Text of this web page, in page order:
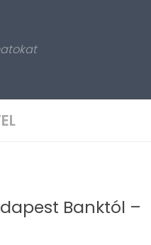
Banktól –